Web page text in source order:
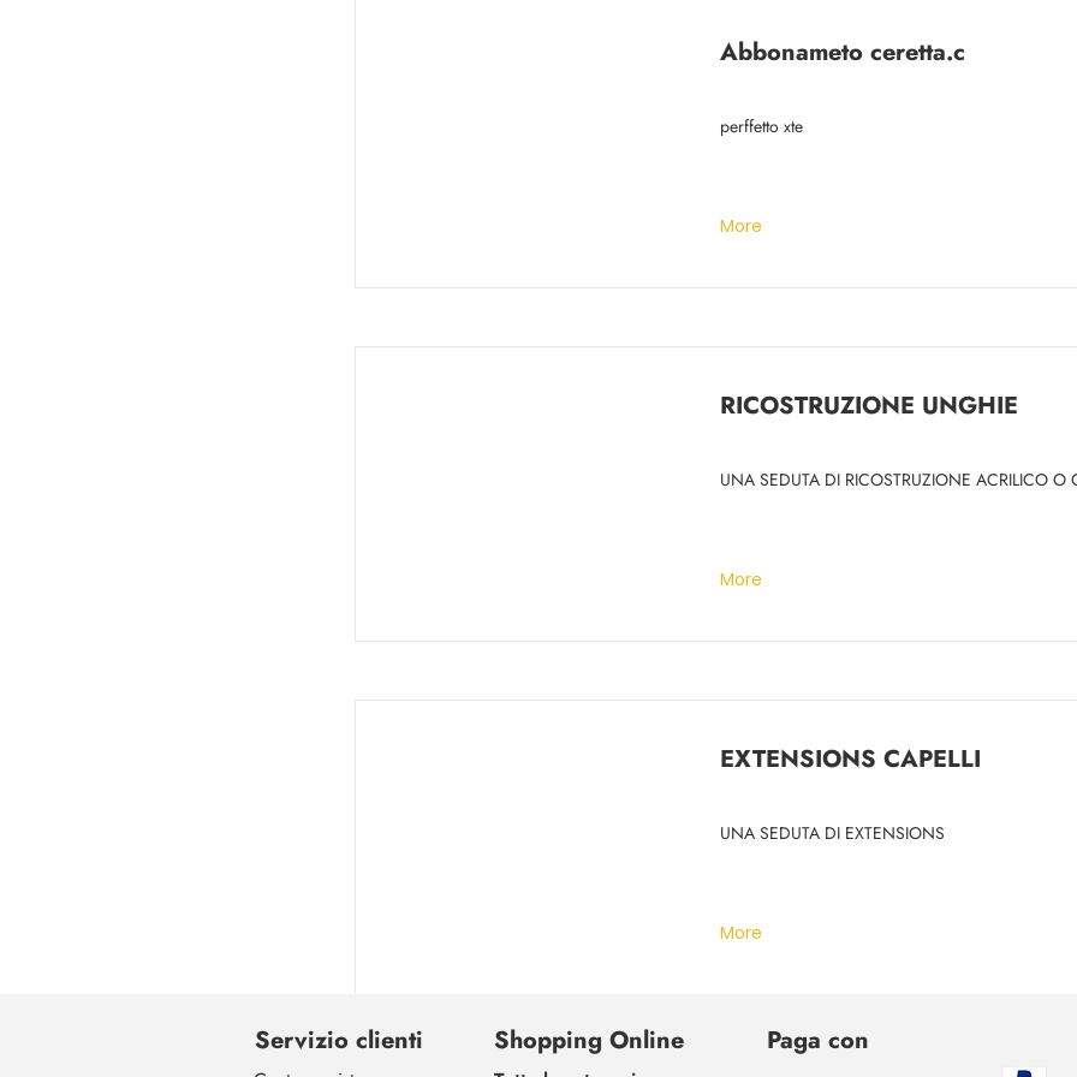
Abbonameto ceretta.c
perffetto xte
More
RICOSTRUZIONE UNGHIE
UNA SEDUTA DI RICOSTRUZIONE ACRILICO O
More
EXTENSIONS CAPELLI
UNA SEDUTA DI EXTENSIONS
More
Servizio clienti Shopping Online Paga con